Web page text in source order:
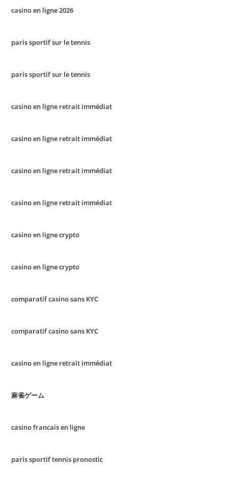
casino en ligne 2026
paris sportif sur le tennis
paris sportif sur le tennis
casino en ligne retrait immédiat
casino en ligne retrait immédiat
casino en ligne retrait immédiat
casino en ligne retrait immédiat
casino en ligne crypto
casino en ligne crypto
comparatif casino sans KYC
comparatif casino sans KYC
casino en ligne retrait immédiat
麻雀ゲーム
casino francais en ligne
paris sportif tennis pronostic